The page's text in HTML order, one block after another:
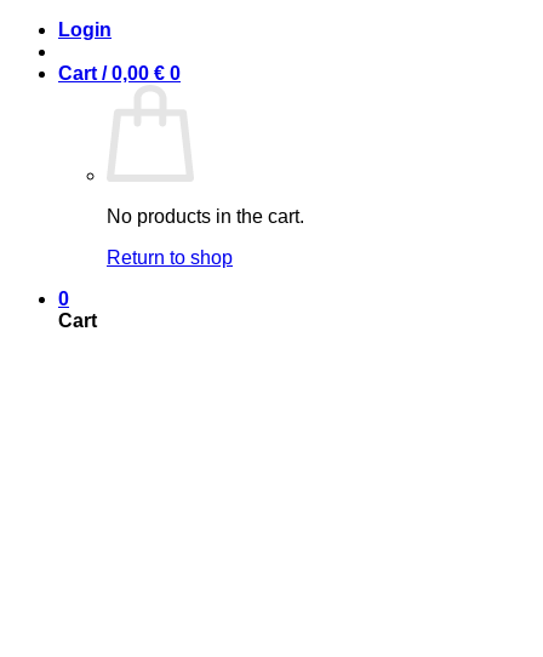
Login
Cart /0,00 € 0
No products in the cart.
Return to shop
0
Cart